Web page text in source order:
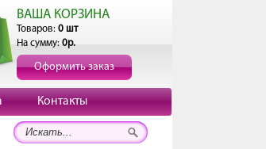
ВАША КОРЗИНА
Товаров: 0 шт
На сумму: 0р.
Оформить заказ
Контакты